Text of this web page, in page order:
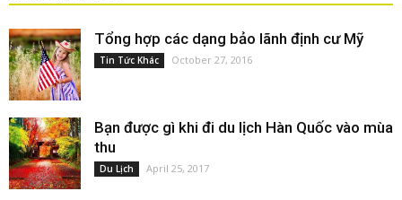
Tổng hợp các dạng bảo lãnh định cư Mỹ
Tin Tức Khác October 27, 2016
Bạn được gì khi đi du lịch Hàn Quốc vào mùa
thu
Du Lịch April 25, 2017